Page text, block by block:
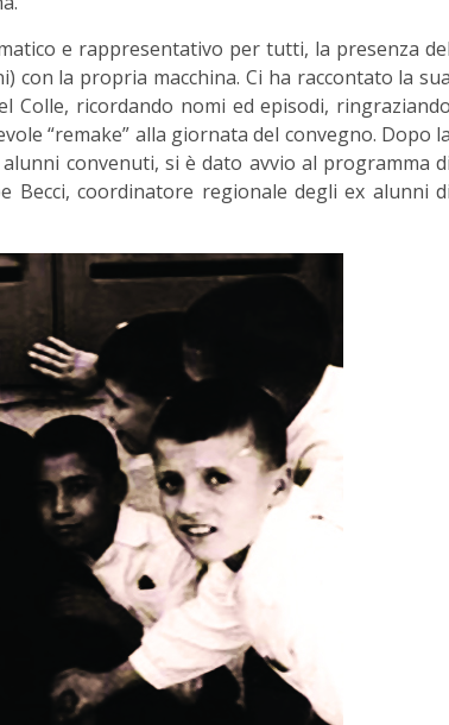
e rappresentativo per tutti, la presenza del
con la propria macchina. Ci ha raccontato la sua
Colle, ricordando nomi ed episodi, ringraziando
“remake” alla giornata del convegno. Dopo la
convenuti, si è dato avvio al programma di
Becci, coordinatore regionale degli ex alunni di